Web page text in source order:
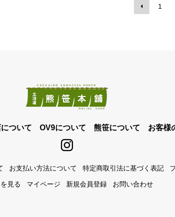
1
ついて OV9について 熊笹について お客様
お支払い方法について 特定商取引法に基づく表記
見る マイページ 新規会員登録 お問い合わせ